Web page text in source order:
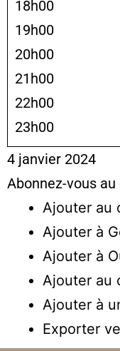
18h00
19h00
20h00
21h00
22h00
23h00
4 janvier 2024
Abonnez-vous
Ajouter au
Ajouter à
Ajouter à
Ajouter au
Ajouter à
Exporter